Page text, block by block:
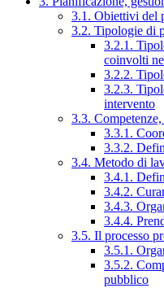
3.1. Obiettivi del
3.2. Tipologie di
3.2.1.
coinvolti
3.2.2.
3.2.3.
intervento
3.3.
3.3.1.
3.3.2.
3.4. Metodo di
3.4.1.
3.4.2.
3.4.3.
3.4.4.
3.5. Il processo
3.5.1.
3.5.2.
pubblico